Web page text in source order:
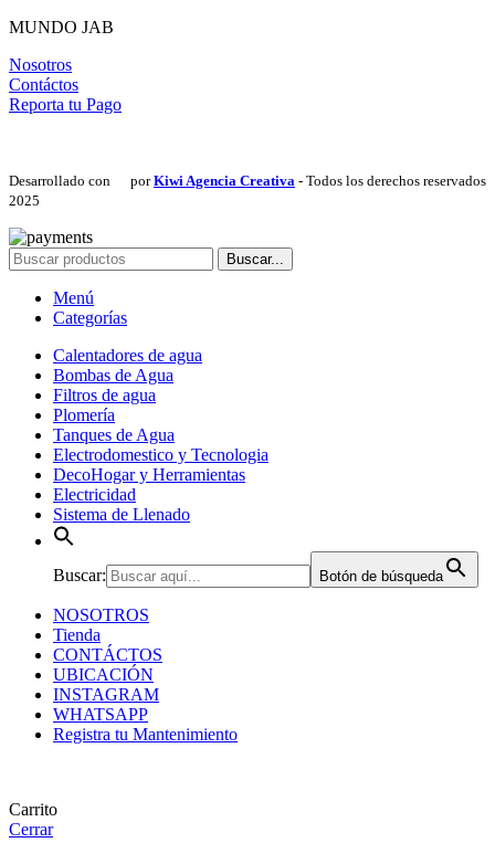
MUNDO JAB
Nosotros
Contáctos
Reporta tu Pago
Desarrollado con porKiwi Agencia Creativa - Todos los derechos reservados
2025
Buscar...
Menú
Categorías
Calentadores de agua
Bombas de Agua
Filtros de agua
Plomería
Tanques de Agua
Electrodomestico y Tecnologia
DecoHogar y Herramientas
Electricidad
Sistema de Llenado
Buscar: Botón de búsqueda
NOSOTROS
Tienda
CONTÁCTOS
UBICACIÓN
INSTAGRAM
WHATSAPP
Registra tu Mantenimiento
Carrito
Cerrar